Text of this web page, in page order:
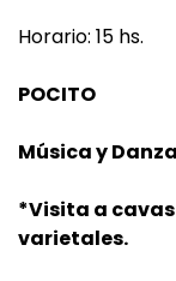
Horario: 15 hs.
POCITO
Música y Danza
*Visita a
varietales.